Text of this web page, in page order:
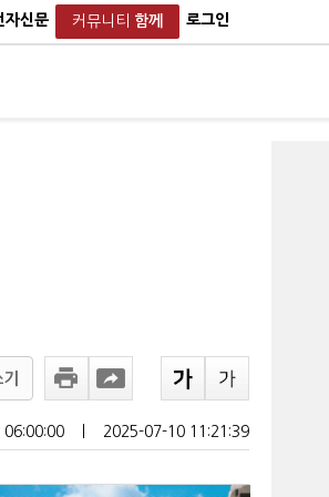
자신문 커뮤니티 함께 로그인
2025-07-10 11:21:39